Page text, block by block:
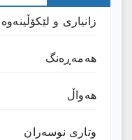
زانیارى و لێکۆڵینەوە
هەمەڕەنگ
هەواڵ
وتارى نوسەران